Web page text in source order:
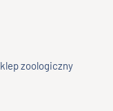
zoologiczny